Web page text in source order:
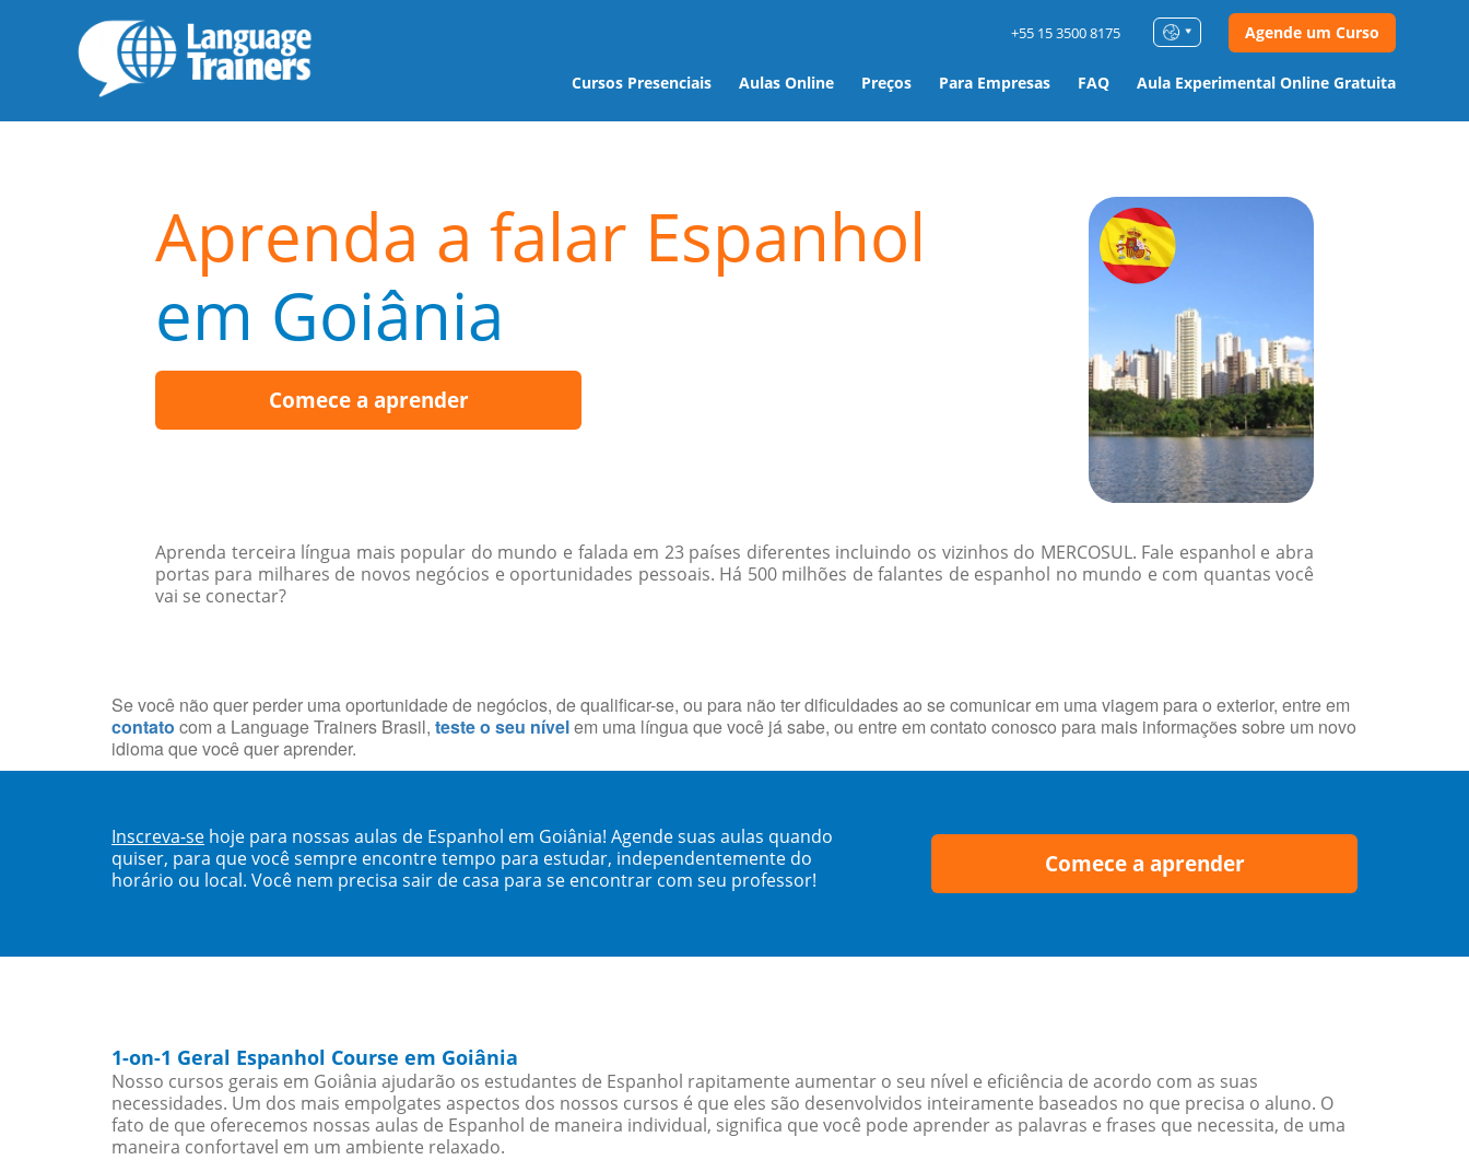
Cursos Presenciais Aulas Online Preços Para Empresas FAQ Aula Experimental Online Gratuita
+55 15 3500 8175 Agende um Curso
Aprenda a falar Espanhol
em Goiânia
Comece a aprender
Aprenda terceira língua mais popular do mundo e falada em 23 países diferentes incluindo os vizinhos do MERCOSUL. Fale espanhol e abra
portas para milhares de novos negócios e oportunidades pessoais. Há 500 milhões de falantes de espanhol no mundo e com quantas você
vai se conectar?
Se você não quer perder uma oportunidade de negócios, de qualificar-se, ou para não ter dificuldades ao se comunicar em uma viagem para o exterior, entre em
contato com a Language Trainers Brasil, teste o seu nívelem uma língua que você já sabe, ou entre em contato conosco para mais informações sobre um novo
idioma que você quer aprender.
Inscreva-se hoje para nossas aulas de Espanhol em Goiânia! Agende suas aulas quando
quiser, para que você sempre encontre tempo para estudar, independentemente do
horário ou local. Você nem precisa sair de casa para se encontrar com seu professor!
Comece a aprender
1-on-1 Geral Espanhol Course em Goiânia
Nosso cursos gerais em Goiânia ajudarão os estudantes de Espanhol rapitamente aumentar o seu nível e eficiência de acordo com as suas
necessidades. Um dos mais empolgates aspectos dos nossos cursos é que eles são desenvolvidos inteiramente baseados no que precisa o aluno. O
fato de que oferecemos nossas aulas de Espanhol de maneira individual, significa que você pode aprender as palavras e frases que necessita, de uma
maneira confortavel em um ambiente relaxado.